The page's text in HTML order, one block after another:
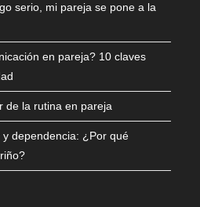
serio, mi pareja se pone a la
en pareja? 10 claves
de la rutina en pareja
dependencia: ¿Por qué